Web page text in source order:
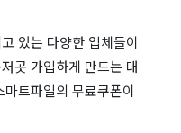
있는 다양한 업체들이
곳 가입하게 만드는 대
트파일의 무료쿠폰이